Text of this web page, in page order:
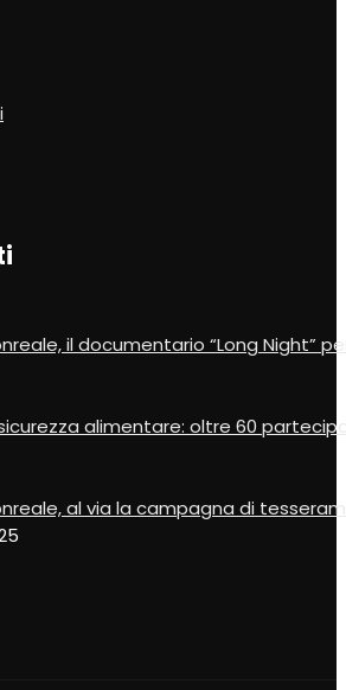
il documentario “Long Night”
alimentare: oltre 60
al via la campagna di